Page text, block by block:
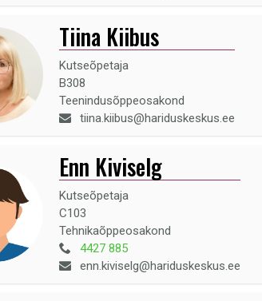
Tiina Kiibus
Kutseõpetaja
B308
Teenindusõppeosakond
tiina.kiibus@hariduskeskus.ee
Enn Kiviselg
Kutseõpetaja
C103
Tehnikaõppeosakond
4427 885
enn.kiviselg@hariduskeskus.ee